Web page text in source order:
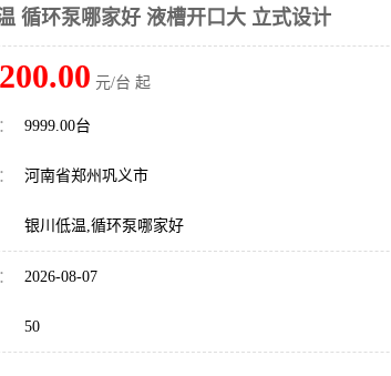
循环泵哪家好 液槽开口大 立式设计
元/台 起
9999.00台
河南省郑州巩义市
银川低温,循环泵哪家好
2026-08-07
50